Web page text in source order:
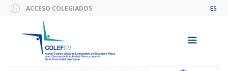
Saltar
contenido
ACCESO COLEGIADOS ES